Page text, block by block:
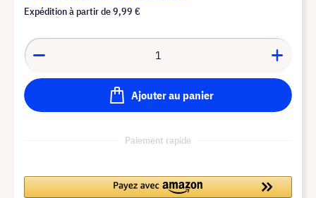
Expédition à partir de9,99 €
Ajouter au panier
Paiement rapide